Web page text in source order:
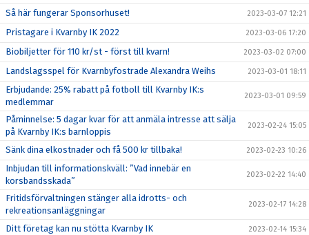
Så här fungerar Sponsorhuset! 2023-03-07 12:21
Pristagare i Kvarnby IK 2022 2023-03-06 17:20
Biobiljetter för 110 kr/st - först till kvarn! 2023-03-02 07:00
Landslagsspel för Kvarnbyfostrade Alexandra Weihs 2023-03-01 18:11
Erbjudande: 25% rabatt på fotboll till Kvarnby IK:s
medlemmar
2023-03-01 09:59
Påminnelse: 5 dagar kvar för att anmäla intresse att sälja
på Kvarnby IK:s barnloppis
2023-02-24 15:05
Sänk dina elkostnader och få 500 kr tillbaka! 2023-02-23 10:26
Inbjudan till informationskväll: ”Vad innebär en
korsbandsskada”
2023-02-22 14:40
Fritidsförvaltningen stänger alla idrotts- och
rekreationsanläggningar
2023-02-17 14:28
Ditt företag kan nu stötta Kvarnby IK 2023-02-14 15:34